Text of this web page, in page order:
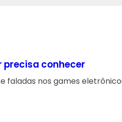
precisa conhecer
faladas nos games